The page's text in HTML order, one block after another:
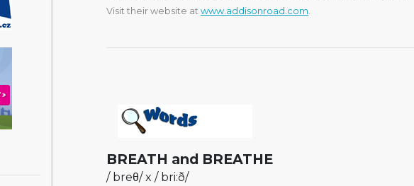
Visit their website at www.addisonroad.com.
BREATH and BREATHE
/breθ/ x /bri:ð/